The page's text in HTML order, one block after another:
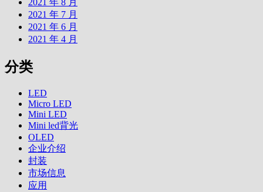
2021 年 8 月
2021 年 7 月
2021 年 6 月
2021 年 4 月
分类
LED
Micro LED
Mini LED
Mini led背光
OLED
企业介绍
封装
市场信息
应用